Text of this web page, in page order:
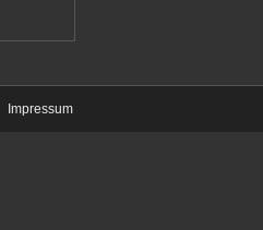
Impressum